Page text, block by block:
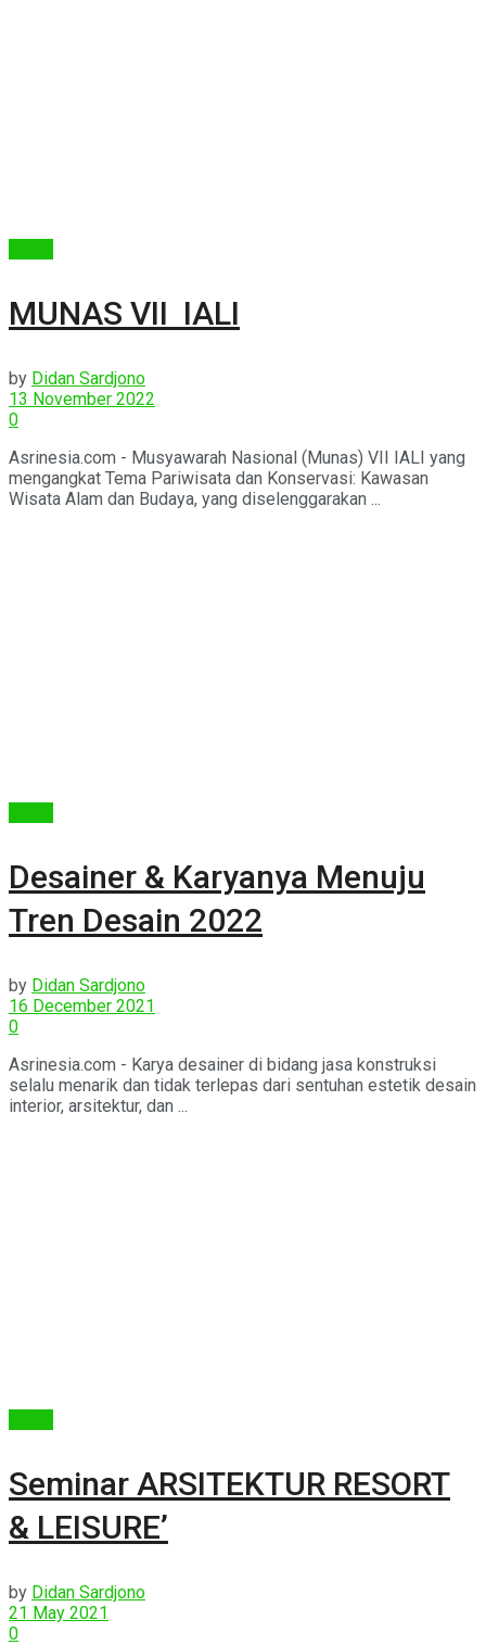
MUNAS VII IALI
by Didan Sardjono
13 November 2022
0
Asrinesia.com - Musyawarah Nasional (Munas) VII IALI yang
mengangkat Tema Pariwisata dan Konservasi: Kawasan
Wisata Alam dan Budaya, yang diselenggarakan ...
Desainer & Karyanya Menuju
Tren Desain 2022
by Didan Sardjono
16 December 2021
0
Asrinesia.com - Karya desainer di bidang jasa konstruksi
selalu menarik dan tidak terlepas dari sentuhan estetik desain
interior, arsitektur, dan ...
Seminar ARSITEKTUR RESORT
& LEISURE’
by Didan Sardjono
21 May 2021
0